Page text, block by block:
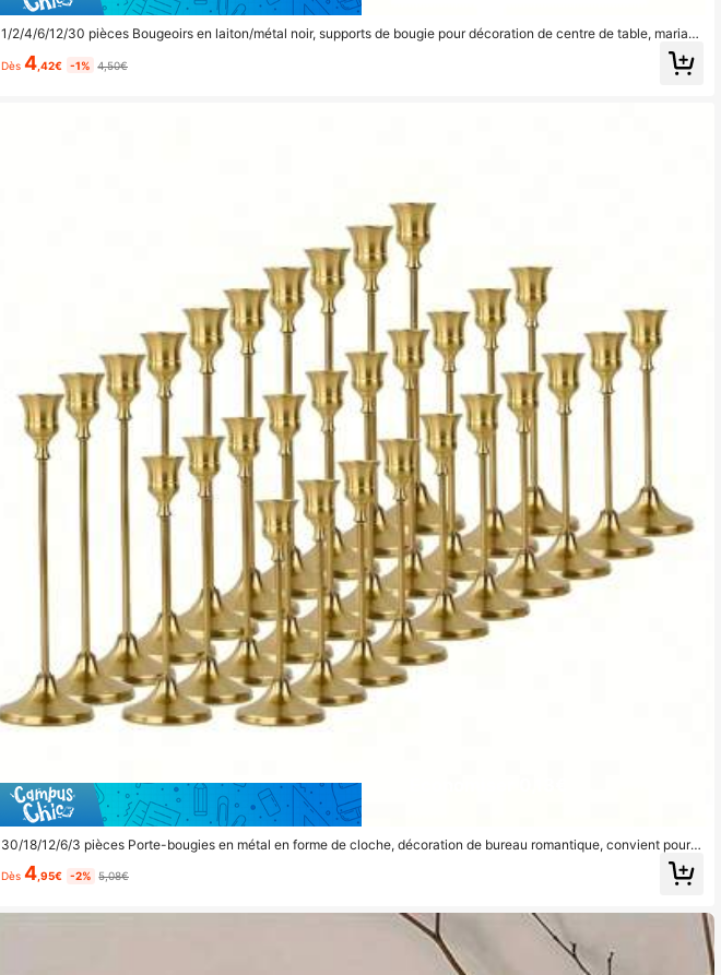
1/2/4/6/12/30 pièces Bougeoirs en laiton/métal noir, supports de bougie pour décoration de centre de table, mariag
Dès 4 ,42€ -1% 4,50€
30/18/12/6/3 pièces Porte-bougies en métal en forme de cloche, décoration de bureau romantique, convient pour l
e Nouvel An, la Saint-Valentin, le mariage, la décoration centrale de fête, la décoration de la maison et de l'hôtel, ca
deau d'anniversaire
Dès 4 ,95€ -2% 5,08€